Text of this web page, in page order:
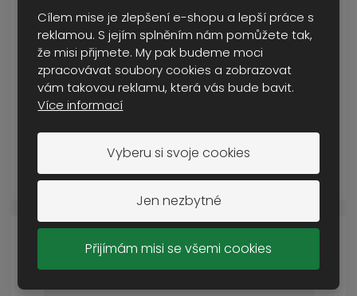
Cílem mise je zlepšení e-shopu a lepší práce s
reklamou. S jejím splněním nám pomůžete tak,
že misi přijmete. My pak budeme moci
zpracovávat soubory cookies a zobrazovat
vám takovou reklamu, která vás bude bavit.
Více informací
Vyberu si svoje cookies
Jen nezbytné
Přijímám misi se všemi cookies
boty vz.95 letní
od800 Kč
DETAIL
SKLADEM VÍCE NEŽ 5 KS